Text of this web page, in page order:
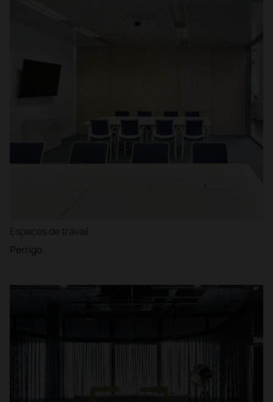
Espaces de travail
Perrigo